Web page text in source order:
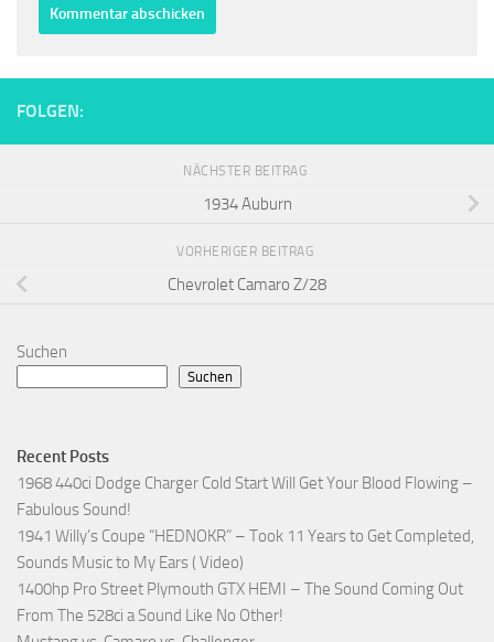
FOLGEN:
NÄCHSTER BEITRAG
1934 Auburn
VORHERIGER BEITRAG
Chevrolet Camaro Z/28
Suchen
Suchen
Recent Posts
1968 440ci Dodge Charger Cold Start Will Get Your Blood Flowing –
Fabulous Sound!
1941 Willy’s Coupe “HEDNOKR” – Took 11 Years to Get Completed,
Sounds Music to My Ears ( Video)
1400hp Pro Street Plymouth GTX HEMI – The Sound Coming Out
From The 528ci a Sound Like No Other!